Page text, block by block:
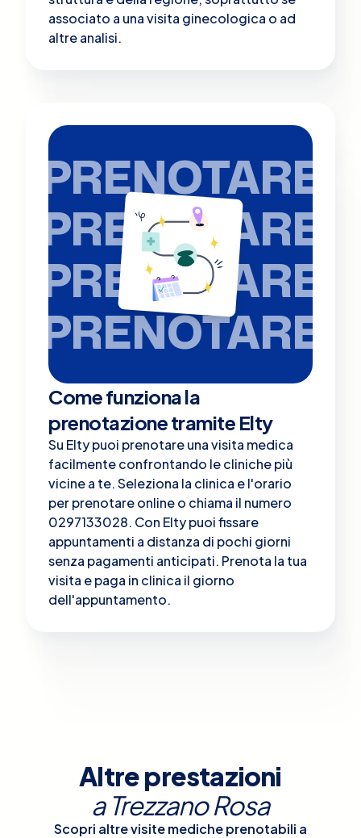
associato a una visita ginecologica o ad
altre analisi​.
PRENOTARE
PRENOTARE
PRENOTARE
PRENOTARE
Come funziona la
prenotazione tramite Elty
Su Elty puoi prenotare una visita medica
facilmente confrontando le cliniche più
vicine a te. Seleziona la clinica e l'orario
per prenotare online o chiama il numero
0297133028. Con Elty puoi fissare
appuntamenti a distanza di pochi giorni
senza pagamenti anticipati. Prenota la tua
visita e paga in clinica il giorno
dell'appuntamento.
Altre prestazioni
a Trezzano Rosa
Scopri altre visite mediche prenotabili a